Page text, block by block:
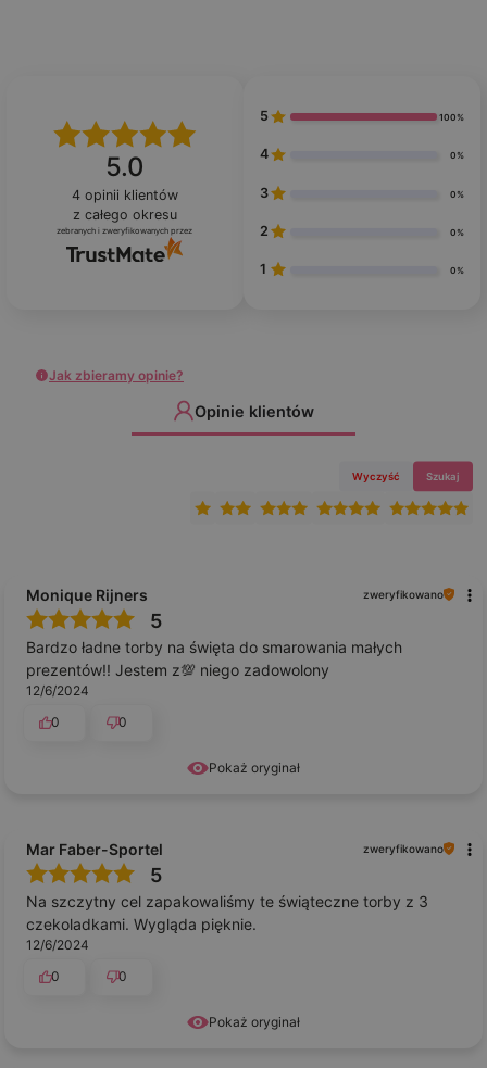
5.0
4opinii klientów
z całego okresu
zebranych i zweryfikowanych przez
5 100%
4 0%
3 0%
2 0%
1 0%
Jak zbieramy opinie?
Opinie klientów
Wyczyść Szukaj
Pokaż oryginał
Monique Rijners zweryfikowano
5
Bardzo ładne torby na święta do smarowania małych
prezentów!! Jestem z💯 niego zadowolony
12/6/2024
0
0
Pokaż oryginał
Mar Faber-Sportel zweryfikowano
5
Na szczytny cel zapakowaliśmy te świąteczne torby z 3
czekoladkami. Wygląda pięknie.
12/6/2024
0
0